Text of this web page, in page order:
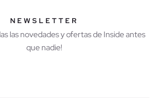
NEWSLETTER
las novedades y ofertas de Inside antes
que nadie!